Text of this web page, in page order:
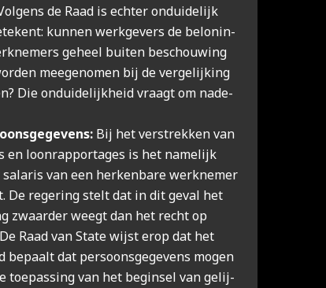
de Raad is ech­ter ondui­de­lijk
kun­nen werk­ge­vers de belo­nin­
geheel bui­ten beschou­wing
mee­ge­no­men bij de ver­ge­lij­king
Die ondui­de­lijk­heid vraagt om nade­
Bij het ver­strek­ken van
en loon­rap­por­ta­ges is het name­lijk
van een her­ken­ba­re werk­ne­mer
De rege­ring stelt dat in dit geval het
zwaar­der weegt dan het recht op
Raad van Sta­te wijst erop dat het
dat per­soons­ge­ge­vens mogen
toe­pas­sing van het begin­sel van gelij­